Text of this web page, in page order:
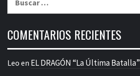
COMENTARIOS RECIENTES
Leo en EL DRAGÓN “La Última Batalla”